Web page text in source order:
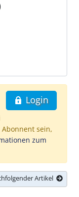
Login
sein,
zum
Artikel